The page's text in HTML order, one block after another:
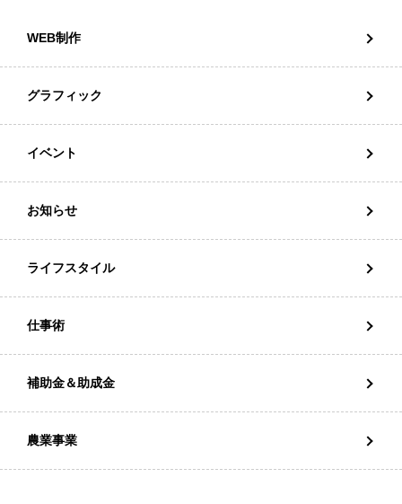
WEB制作
グラフィック
イベント
お知らせ
ライフスタイル
仕事術
補助金＆助成金
農業事業